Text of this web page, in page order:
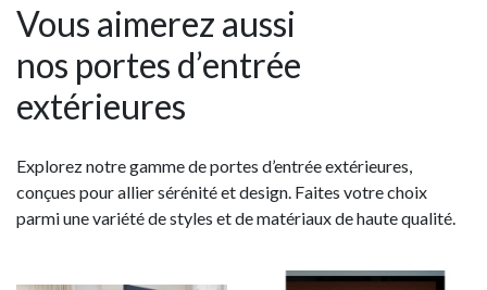
Vous aimerez aussi
nos portes d’entrée
extérieures
Explorez notre gamme de portes d’entrée extérieures,
conçues pour allier sérénité et design. Faites votre choix
parmi une variété de styles et de matériaux de haute qualité.